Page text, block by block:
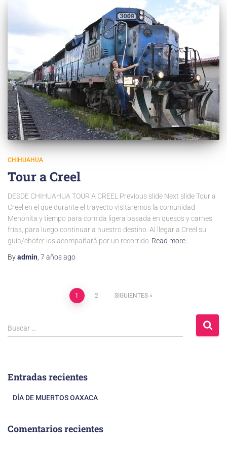
CHIHUAHUA
Tour a Creel
DESDE CHIHUAHUA TOUR A CREEL Previous slide Next slide Tour a
Creel en el que durante el trayecto visitaremos la comunidad
Menonita y tiempo para comida ligera basada en quesos y carnes
frías, para luego continuar a nuestro destino. Al llegar a Creel su
guía/chofer los acompañará por un recorrido Read more…
Byadmin 7 añosago
1 2 SIGUIENTES
Buscar …
Entradas recientes
DÍA DE MUERTOS OAXACA
Comentarios recientes